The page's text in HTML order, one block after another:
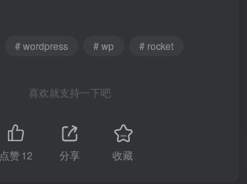
# wordpress # wp # rocket
喜欢就支持一下吧
点赞12 分享 收藏